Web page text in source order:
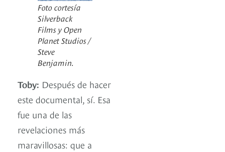
Foto cortesía
Silverback
Films y Open
Planet Studios /
Steve
Benjamin.
Toby: Después de hacer
este documental, sí. Esa
fue una de las
revelaciones más
maravillosas: que a